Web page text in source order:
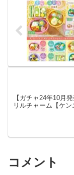
【ガチャ24年10月
リルチャーム【ケン
コメント